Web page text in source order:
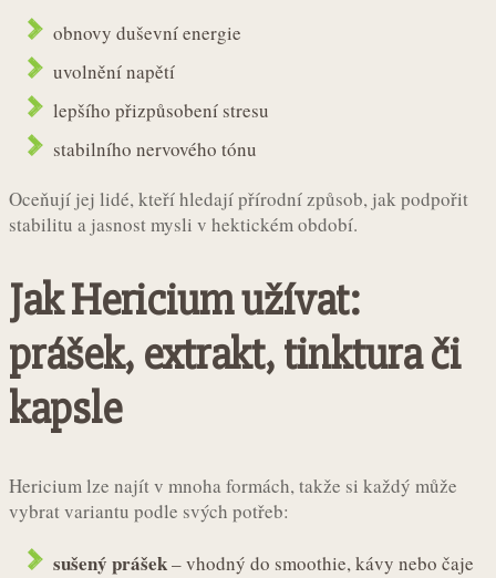
obnovy duševní energie
uvolnění napětí
lepšího přizpůsobení stresu
stabilního nervového tónu
Oceňují jej lidé, kteří hledají přírodní způsob, jak podpořit
stabilitu a jasnost mysli v hektickém období.
Jak Hericium užívat:
prášek, extrakt, tinktura či
kapsle
Hericium lze najít v mnoha formách, takže si každý může
vybrat variantu podle svých potřeb:
sušený prášek– vhodný do smoothie, kávy nebo čaje